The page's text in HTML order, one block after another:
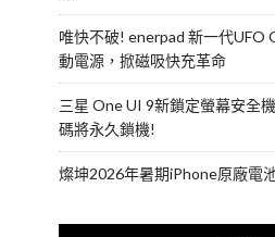
唯快不破! enerpad 新一代UFO
動電源，掀磁吸快充革命
三星 One UI 9新鎖定螢幕安全
碼將永久鎖機!
燦坤2026年暑期iPhone原廠電